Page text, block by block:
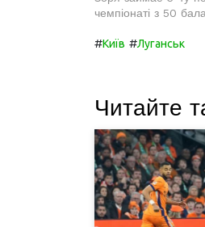
чемпіонаті з 50
#Київ #Луганськ
Читайте